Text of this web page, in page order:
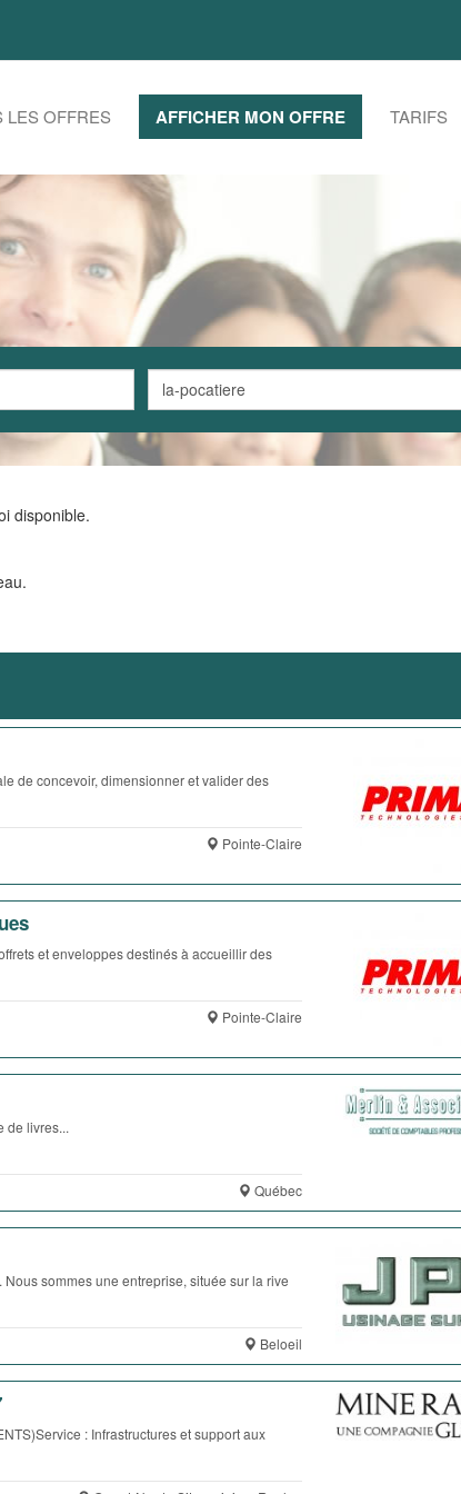
LES OFFRES AFFICHER MON OFFRE TARIFS
disponible.
de concevoir, dimensionner et valider des
Pointe-Claire
et enveloppes destinés à accueillir des
Pointe-Claire
de livres...
Québec
sommes une entreprise, située sur la rive
Beloeil
: Infrastructures et support aux